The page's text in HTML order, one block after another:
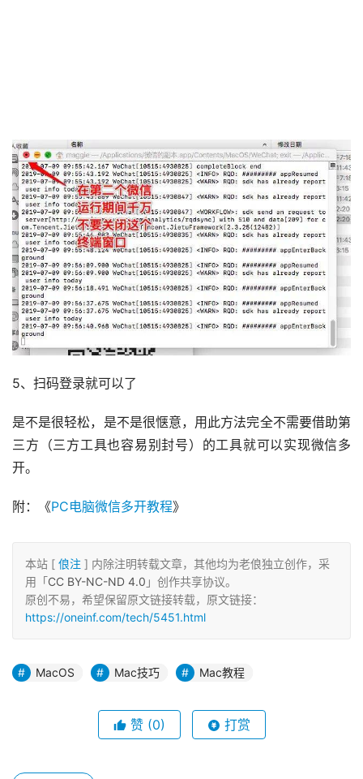
5、扫码登录就可以了
是不是很轻松，是不是很惬意，用此方法完全不需要借助第
三方（三方工具也容易别封号）的工具就可以实现微信多
开。
附：《PC电脑微信多开教程》
本站 [ 俍注 ] 内除注明转载文章，其他均为老俍独立创作，采
用「CC BY-NC-ND 4.0 」创作共享协议。
原创不易，希望保留原文链接转载，原文链接：
https://oneinf.com/tech/5451.html
MacOS Mac技巧 Mac教程
赞 (0) 打赏